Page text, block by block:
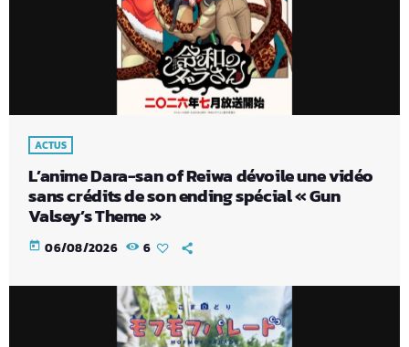
ACTUS
L’anime Dara-san of Reiwa dévoile une vidéo
sans crédits de son ending spécial « Gun
Valsey’s Theme »
today 06/08/2026 6